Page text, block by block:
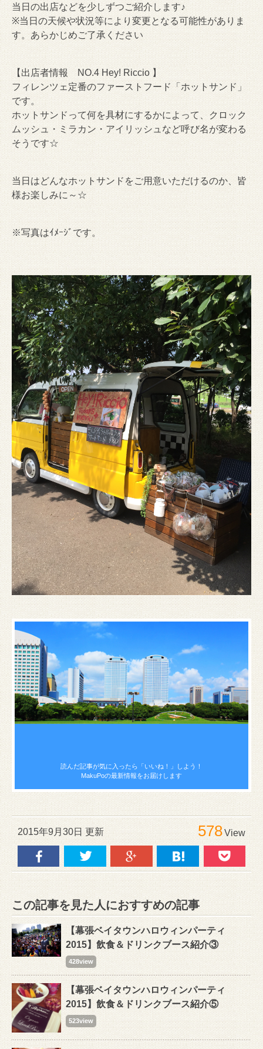
当日の出店などを少しずつご紹介します♪
※当日の天候や状況等により変更となる可能性がありま
す。あらかじめご了承ください
【出店者情報 NO.4 Hey! Riccio 】
フィレンツェ定番のファーストフード「ホットサンド」
です。
ホットサンドって何を具材にするかによって、クロック
ムッシュ・ミラカン・アイリッシュなど呼び名が変わる
そうです☆
当日はどんなホットサンドをご用意いただけるのか、皆
様お楽しみに～☆
※写真はｲﾒｰｼﾞです。
読んだ記事が気に入ったら 「いいね！」しよう！
MakuPoの最新情報をお届けします
2015年9月30日 更新 578View
この記事を見た人におすすめの記事
【幕張ベイタウンハロウィンパーティ
2015】飲食＆ドリンクブース紹介③
428view
【幕張ベイタウンハロウィンパーティ
2015】飲食＆ドリンクブース紹介⑤
523view